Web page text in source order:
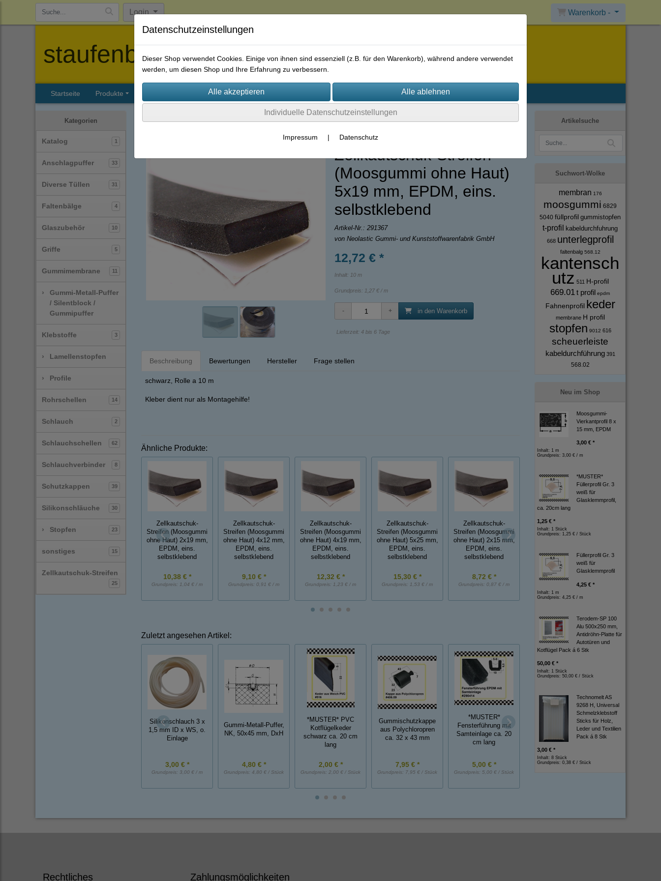
Login Warenkorb -
staufenbiel-berlin
Startseite Produkte Firmenhistorie AGB
Kategorien
Katalog 1
Anschlagpuffer 33
Diverse Tüllen 31
Faltenbälge 4
Glaszubehör 10
Griffe 5
Gummimembrane 11
›
Gummi-Metall-Puffer
/ Silentblock /
Gummipuffer
Klebstoffe 3
› Lamellenstopfen
› Profile
Rohrschellen 14
Schlauch 2
Schlauchschellen 62
Schlauchverbinder 8
Schutzkappen 39
Silikonschläuche 30
› Stopfen 23
sonstiges 15
Zellkautschuk-Streifen
25
Zellkautschuk-Streifen
(Moosgummi ohne Haut)
5x19 mm, EPDM, eins.
selbstklebend
Artikel-Nr.: 291367
von Neolastic Gummi- und Kunststoffwarenfabrik GmbH
12,72 € *
Inhalt: 10 m
Grundpreis: 1,27 € / m
in den Warenkorb
Lieferzeit: 4 bis 6 Tage
Beschreibung Bewertungen Hersteller Frage stellen
schwarz, Rolle a 10 m
Kleber dient nur als Montagehilfe!
Ähnliche Produkte:
Zellkautschuk-
Streifen (Moosgummi
ohne Haut) 2x19 mm,
EPDM, eins.
selbstklebend
10,38 € *
Grundpreis: 1,04 € / m
Zellkautschuk-
Streifen (Moosgummi
ohne Haut) 4x12 mm,
EPDM, eins.
selbstklebend
9,10 € *
Grundpreis: 0,91 € / m
Zellkautschuk-
Streifen (Moosgummi
ohne Haut) 4x19 mm,
EPDM, eins.
selbstklebend
12,32 € *
Grundpreis: 1,23 € / m
Zellkautschuk-
Streifen (Moosgummi
ohne Haut) 5x25 mm,
EPDM, eins.
selbstklebend
15,30 € *
Grundpreis: 1,53 € / m
Zellkautschuk-
Streifen (Moosgummi
ohne Haut) 2x15 mm,
EPDM, eins.
selbstklebend
8,72 € *
Grundpreis: 0,87 € / m
Zellkautschuk-
Streifen (Moosgummi
selbstklebend
12,20 € *
1,22 € / m
Zuletzt angesehen Artikel:
Silikonschlauch 3 x
1,5 mm ID x WS, o.
Einlage
3,00 € *
Grundpreis: 3,00 € / m
Gummi-Metall-Puffer,
NK, 50x45 mm, DxH
4,80 € *
Grundpreis: 4,80 € / Stück
*MUSTER* PVC
Kotflügelkeder
schwarz ca. 20 cm
lang
2,00 € *
Grundpreis: 2,00 € / Stück
Gummischutzkappe
aus Polychloropren
ca. 32 x 43 mm
7,95 € *
Grundpreis: 7,95 € / Stück
*MUSTER*
Fensterführung mit
Samteinlage ca. 20
cm lang
5,00 € *
Grundpreis: 5,00 € / Stück
Silikonschlauch 2 x
1,5 mm ID x WS, o.
Einlage
2,50 € *
Silikonschlauch
2,0 mm ID x WS,
Artikelsuche
Suchwort-Wolke
membran 176
moosgummi 6829
5040 füllprofil gummistopfen
t-profil kabeldurchfuhrung
668 unterlegprofil
faltenbalg 568.12
kantensch
utz 511 H-profil
669.01t profil epdm
Fahnenprofil keder
membrane H profil
stopfen 9012 616
scheuerleiste
kabeldurchführung 391
568.02
Neu im Shop
Moosgummi-
Vierkantprofil 8 x
15 mm, EPDM
3,00 € *
Inhalt: 1 m
Grundpreis: 3,00 € / m
*MUSTER*
Füllerprofil Gr. 3
weiß für
Glasklemmprofil,
ca. 20cm lang
1,25 € *
Inhalt: 1 Stück
Grundpreis: 1,25 € / Stück
Füllerprofil Gr. 3
weiß für
Glasklemmprofil
4,25 € *
Inhalt: 1 m
Grundpreis: 4,25 € / m
Terodem-SP 100
Alu 500x250 mm,
Antidröhn-Platte für
Autotüren und
Kotflügel Pack á 6 Stk
50,00 € *
Inhalt: 1 Stück
Grundpreis: 50,00 € / Stück
Technomelt AS
9268 H, Universal
Schmelzklebstoff
Sticks für Holz,
Leder und Textilien
Pack á 8 Stk
3,00 € *
Inhalt: 8 Stück
Grundpreis: 0,38 € / Stück
Rechtliches Zahlungsmöglichkeiten
Datenschutzeinstellungen
Dieser Shop verwendet Cookies. Einige von ihnen sind essenziell (z.B. für den Warenkorb), während andere verwendet
werden, um diesen Shop und Ihre Erfahrung zu verbessern.
Individuelle Datenschutzeinstellungen
Impressum | Datenschutz